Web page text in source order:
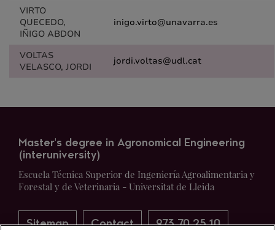
VIRTO
QUECEDO,
IÑIGO ABDON
inigo.virto@unavarra.es
VOLTAS
VELASCO, JORDI
jordi.voltas@udl.cat
Master's degree in Agronomical Engineering
(interuniversity)
Escuela Técnica Superior de Ingeniería Agroalimentaria y
Forestal y de Veterinaria - Universitat de Lleida
Sitemap Contact 973 70 25 10